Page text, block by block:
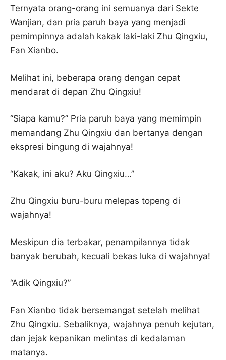
Ternyata orang-orang ini semuanya dari Sekte
Wanjian, dan pria paruh baya yang menjadi
pemimpinnya adalah kakak laki-laki Zhu Qingxiu,
Fan Xianbo.
Melihat ini, beberapa orang dengan cepat
mendarat di depan Zhu Qingxiu!
“Siapa kamu?” Pria paruh baya yang memimpin
memandang Zhu Qingxiu dan bertanya dengan
ekspresi bingung di wajahnya!
“Kakak, ini aku? Aku Qingxiu…”
Zhu Qingxiu buru-buru melepas topeng di
wajahnya!
Meskipun dia terbakar, penampilannya tidak
banyak berubah, kecuali bekas luka di wajahnya!
“Adik Qingxiu?”
Fan Xianbo tidak bersemangat setelah melihat
Zhu Qingxiu. Sebaliknya, wajahnya penuh kejutan,
dan jejak kepanikan melintas di kedalaman
matanya.